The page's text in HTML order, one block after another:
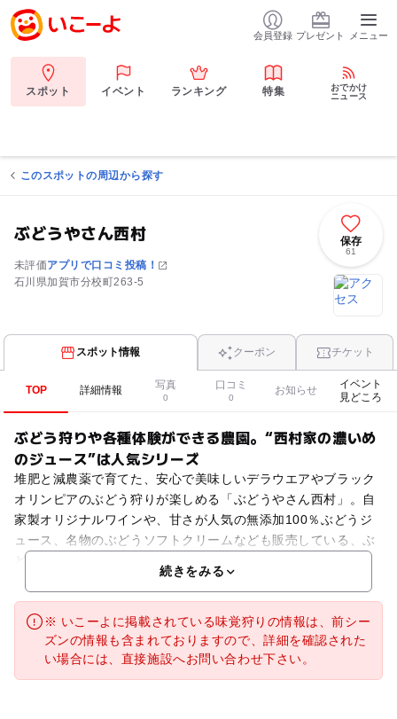
会員登録 プレゼント メニュー
スポット イベント ランキング 特集
おでかけ
ニュース
このスポットの周辺から探す
ぶどうやさん西村
未評価アプリで口コミ投稿！
石川県加賀市分校町263-5
保存
61
スポット情報 クーポン チケット
TOP 詳細情報 写真
0
口コミ
0
お知らせ
イベント
見どころ
ぶどう狩りや各種体験ができる農園。“西村家の濃いめ
のジュース”は人気シリーズ
堆肥と減農薬で育てた、安心で美味しいデラウエアやブラック
オリンピアのぶどう狩りが楽しめる「ぶどうやさん西村」。自
家製オリジナルワインや、甘さが人気の無添加100％ぶどうジ
ュース、名物のぶどうソフトクリームなども販売している、ぶ
どう尽くしの農園です。ぶどう狩りのほかに、古代の火起こ
続きをみる
※ いこーよに掲載されている味覚狩りの情報は、前シー
ズンの情報も含まれておりますので、詳細を確認された
い場合には、直接施設へお問い合わせ下さい。